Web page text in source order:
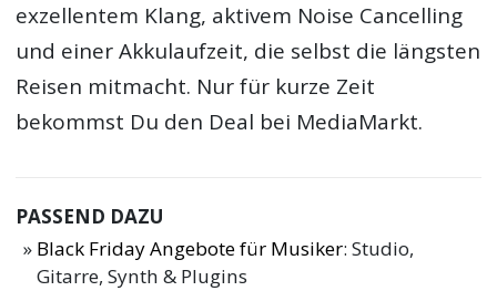
exzellentem Klang, aktivem Noise Cancelling
und einer Akkulaufzeit, die selbst die längsten
Reisen mitmacht. Nur für kurze Zeit
bekommst Du den Deal bei MediaMarkt.
PASSEND DAZU
Black Friday Angebote für Musiker: Studio,
Gitarre, Synth & Plugins